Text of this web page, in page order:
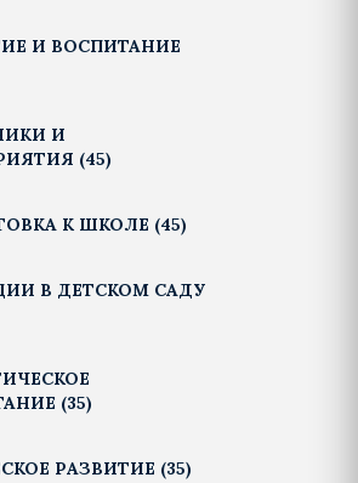
И ВОСПИТАНИЕ
И
(45)
К ШКОЛЕ (45)
В ДЕТСКОМ САДУ
(35)
РАЗВИТИЕ (35)